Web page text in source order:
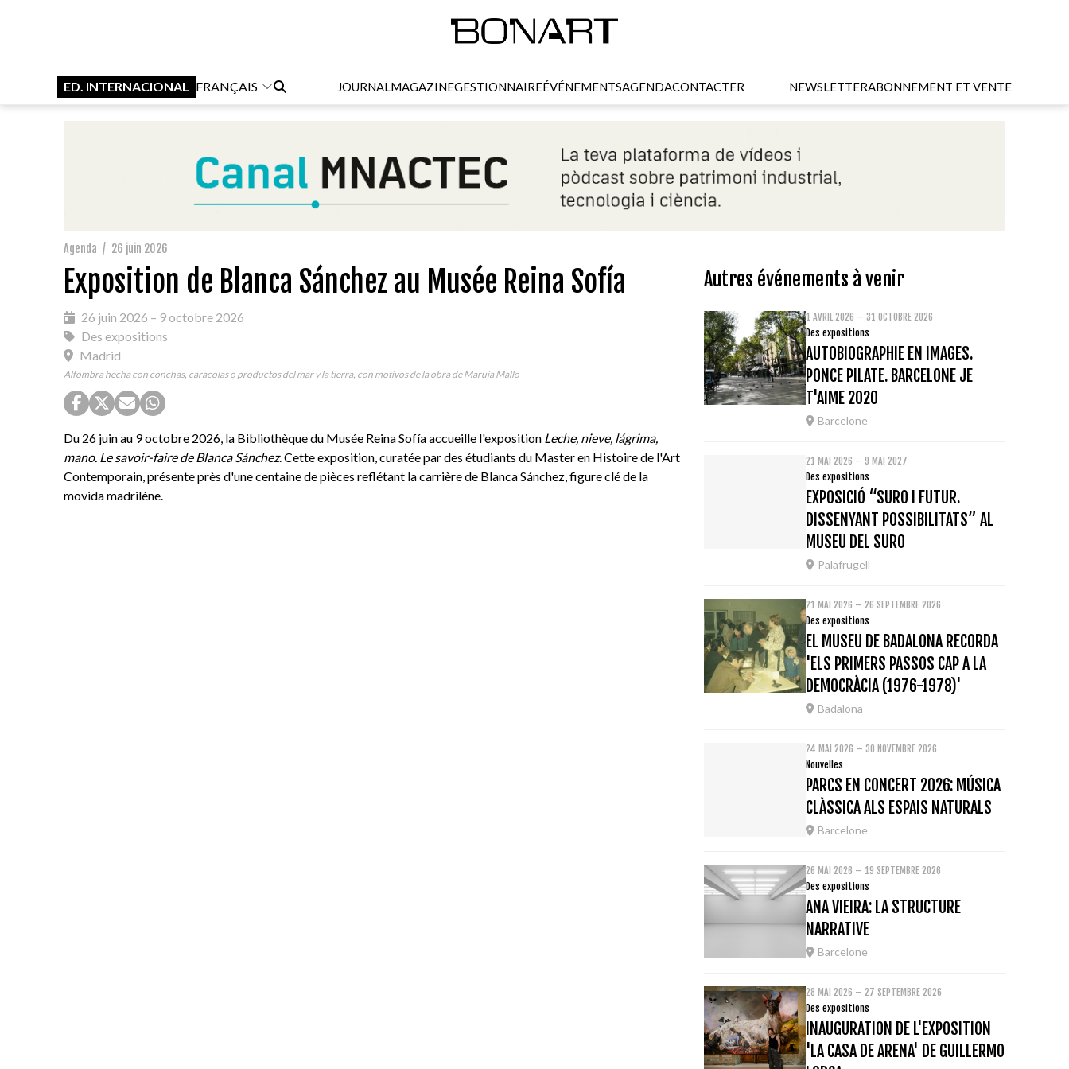
ED. INTERNACIONAL FRANÇAIS JOURNALMAGAZINEGESTIONNAIREÉVÉNEMENTSAGENDACONTACTER NEWSLETTERABONNEMENT ET VENTE
Agenda / 26 juin 2026
Exposition de Blanca Sánchez au Musée Reina Sofía
26 juin 2026 – 9 octobre 2026
Des expositions
Madrid
Alfombra hecha con conchas, caracolas o productos del mar y la tierra, con motivos de la obra de Maruja Mallo
Du 26 juin au 9 octobre 2026, la Bibliothèque du Musée Reina Sofía accueille l'exposition Leche, nieve, lágrima,
mano. Le savoir-faire de Blanca Sánchez. Cette exposition, curatée par des étudiants du Master en Histoire de l'Art
Contemporain, présente près d'une centaine de pièces reflétant la carrière de Blanca Sánchez, figure clé de la
movida madrilène.
Autres événements à venir
1 AVRIL 2026 – 31 OCTOBRE 2026
Des expositions
AUTOBIOGRAPHIE EN IMAGES.
PONCE PILATE. BARCELONE JE
T'AIME 2020
Barcelone
21 MAI 2026 – 9 MAI 2027
Des expositions
EXPOSICIÓ “SURO I FUTUR.
DISSENYANT POSSIBILITATS” AL
MUSEU DEL SURO
Palafrugell
21 MAI 2026 – 26 SEPTEMBRE 2026
Des expositions
EL MUSEU DE BADALONA RECORDA
'ELS PRIMERS PASSOS CAP A LA
DEMOCRÀCIA (1976-1978)'
Badalona
24 MAI 2026 – 30 NOVEMBRE 2026
Nouvelles
PARCS EN CONCERT 2026: MÚSICA
CLÀSSICA ALS ESPAIS NATURALS
Barcelone
26 MAI 2026 – 19 SEPTEMBRE 2026
Des expositions
ANA VIEIRA: LA STRUCTURE
NARRATIVE
Barcelone
28 MAI 2026 – 27 SEPTEMBRE 2026
Des expositions
INAUGURATION DE L'EXPOSITION
'LA CASA DE ARENA' DE GUILLERMO